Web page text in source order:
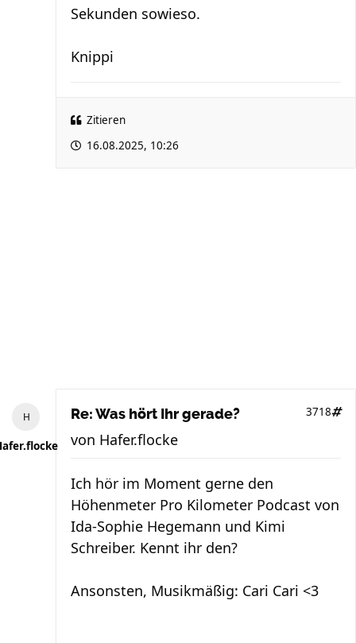
Sekunden sowieso.
Knippi
Zitieren
16.08.2025, 10:26
Re: Was hört Ihr gerade? 3718
von Hafer.flocke
Ich hör im Moment gerne den
Höhenmeter Pro Kilometer Podcast von
Ida-Sophie Hegemann und Kimi
Schreiber. Kennt ihr den?
Ansonsten, Musikmäßig: Cari Cari <3